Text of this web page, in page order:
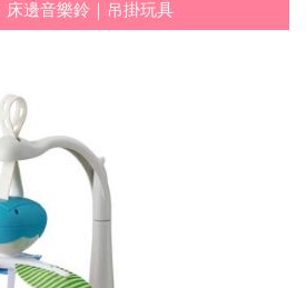
床邊音樂鈴｜吊掛玩具